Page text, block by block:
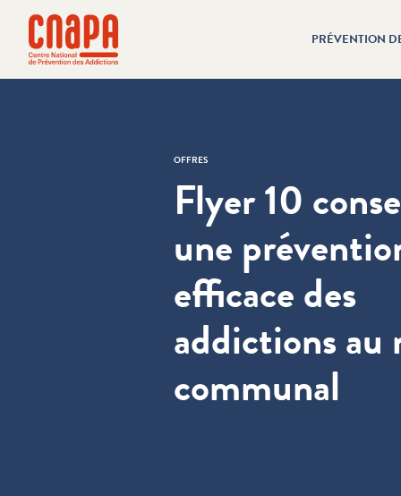
Passer directement au contenu
cnapa
PRÉVENTION
OFFRES
Flyer 10
une
efficace des
addictions au
communal
Panneau de gestion des cookies